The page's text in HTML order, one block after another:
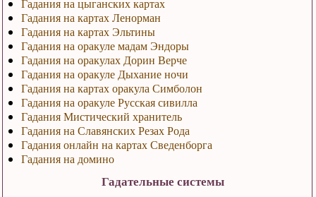
Гадания на картах Ленорман
Гадания на картах Эльтины
Гадания на оракуле мадам Эндоры
Гадания на оракулах Дорин Верче
Гадания на оракуле Дыхание ночи
Гадания на картах оракула Симболон
Гадания на оракуле Русская сивилла
Гадания Мистический хранитель
Гадания на Славянских Резах Рода
Гадания онлайн на картах Сведенборга
Гадания на домино
Гадательные системы